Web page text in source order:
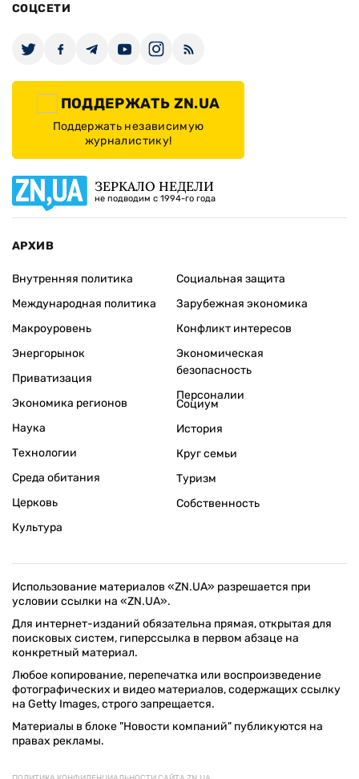
СОЦСЕТИ
ПОДДЕРЖАТЬ ZN.UA
Поддержать независимую
журналистику!
ЗЕРКАЛО НЕДЕЛИ
не подводим с 1994-го года
АРХИВ
Внутренняя политика
Международная политика
Макроуровень
Энергорынок
Приватизация
Экономика регионов
Социальная защита
Зарубежная экономика
Конфликт интересов
Экономическая
безопасность
Персоналии
Наука
Технологии
Среда обитания
Церковь
Культура
Социум
История
Круг семьи
Туризм
Собственность
Использование материалов «ZN.UA» разрешается при
условии ссылки на «ZN.UA».
Для интернет-изданий обязательна прямая, открытая для
поисковых систем, гиперссылка в первом абзаце на
конкретный материал.
Любое копирование, перепечатка или воспроизведение
фотографических и видео материалов, содержащих ссылку
на Getty Images, строго запрещается.
Материалы в блоке "Новости компаний" публикуются на
правах рекламы.